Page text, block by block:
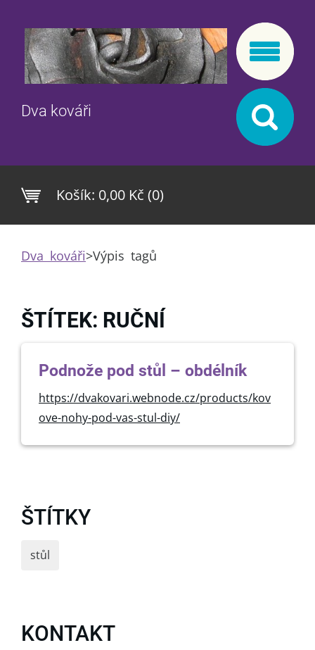
Dva kováři
Košík: 0,00 Kč (0)
Dva kováři>Výpis tagů
ŠTÍTEK: RUČNÍ
Podnože pod stůl – obdélník
https://dvakovari.webnode.cz/products/kov
ove-nohy-pod-vas-stul-diy/
ŠTÍTKY
stůl
KONTAKT